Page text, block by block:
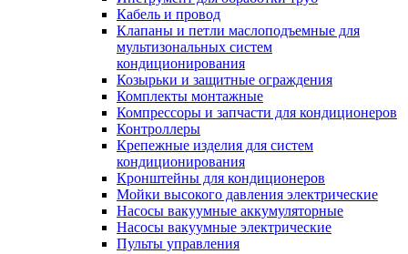
Кабель и провод
Клапаны и петли маслоподъемные для
мультизональных систем
кондиционирования
Козырьки и защитные ограждения
Комплекты монтажные
Компрессоры и запчасти для кондиционеров
Контроллеры
Крепежные изделия для систем
кондиционирования
Кронштейны для кондиционеров
Мойки высокого давления электрические
Насосы вакуумные аккумуляторные
Насосы вакуумные электрические
Пульты управления